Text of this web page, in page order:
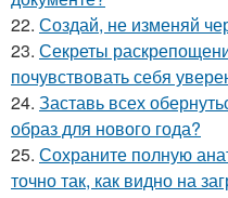
22. Создай, не изменяй
23. Секреты
почувствовать себя
24. Заставь всех
образ для нового года?
25. Сохраните полную
точно так, как видно на